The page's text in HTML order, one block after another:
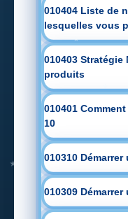
010404 Liste de
lesquelles vous
010403
produits
010401
10
010310
010309